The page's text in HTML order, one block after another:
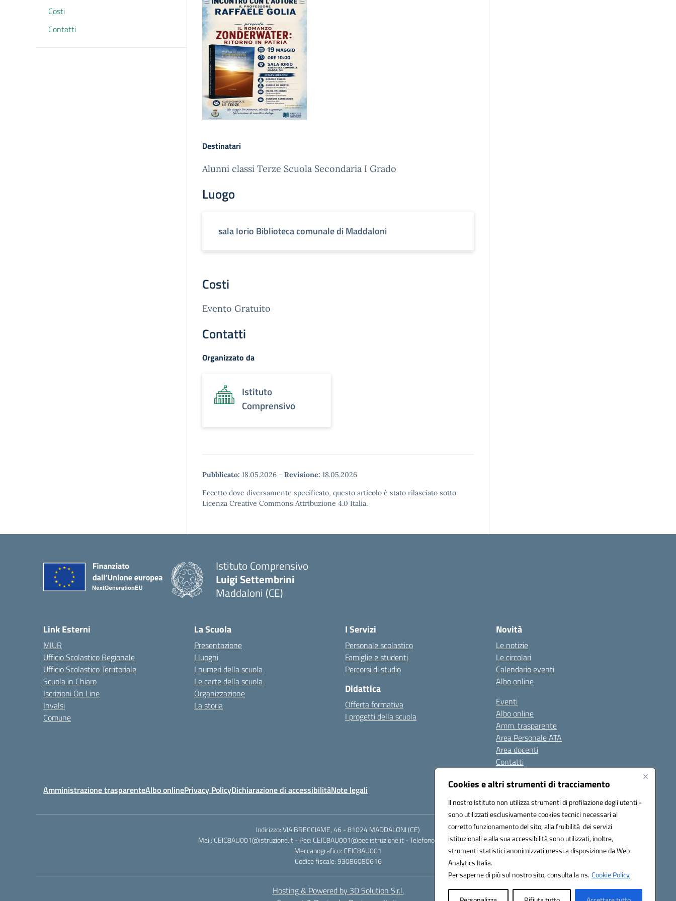
Cookies e altri strumenti di tracciamento
Il nostro Istituto non utilizza strumenti di profilazione degli utenti -
sono utilizzati esclusivamente cookies tecnici necessari al
corretto funzionamento del sito, alla fruibilità dei servizi
istituzionali e alla sua accessibilità sono utilizzati, inoltre,
strumenti statistici anonimizzati messi a disposizione da Web
Analytics Italia.
Per saperne di più sul nostro sito, consulta la ns.Cookie Policy
Costi
Contatti
Destinatari
Alunni classi Terze Scuola Secondaria I Grado
Luogo
sala Iorio Biblioteca comunale di Maddaloni
Costi
Evento Gratuito
Contatti
Organizzato da
Istituto
Comprensivo
Pubblicato: 18.05.2026 - Revisione: 18.05.2026
Eccetto dove diversamente specificato, questo articolo è stato rilasciato sotto
Licenza Creative Commons Attribuzione 4.0 Italia.
Istituto Comprensivo
Luigi Settembrini
Maddaloni (CE)
Link Esterni
MIUR
Ufficio Scolastico Regionale
Ufficio Scolastico Territoriale
Scuola in Chiaro
Iscrizioni On Line
Invalsi
Comune
La Scuola
Presentazione
I luoghi
I numeri della scuola
Le carte della scuola
Organizzazione
La storia
I Servizi
Personale scolastico
Famiglie e studenti
Percorsi di studio
Didattica
Offerta formativa
I progetti della scuola
Novità
Le notizie
Le circolari
Calendario eventi
Albo online
Eventi
Albo online
Amm. trasparente
Area Personale ATA
Area docenti
Contatti
Amministrazione trasparenteAlbo onlinePrivacy PolicyDichiarazione di accessibilitàNote legali
Indirizzo: VIA BRECCIAME, 46 - 81024 MADDALONI (CE)
Mail: CEIC8AU001@istruzione.it - Pec: CEIC8AU001@pec.istruzione.it - Telefono: 0823408721
Meccanografico: CEIC8AU001
Codice fiscale: 93086080616
Hosting & Powered by 3D Solution S.r.l.